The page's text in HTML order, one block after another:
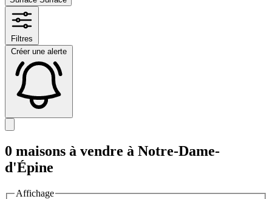
Filtres
Créer une alerte
0 maisons à vendre à Notre-Dame-
d'Épine
Affichage